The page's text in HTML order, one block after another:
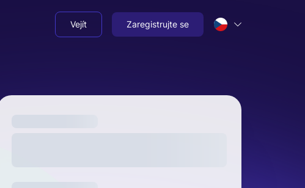
Vejít Zaregistrujte se